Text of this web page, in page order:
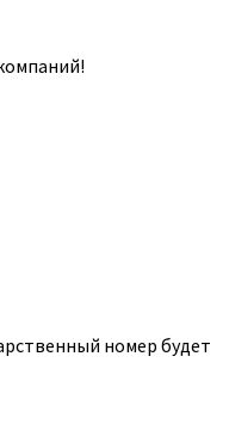
номер будет